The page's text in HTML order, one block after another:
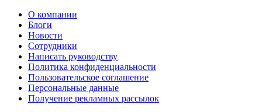
О компании
Блоги
Новости
Сотрудники
Написать руководству
Политика конфиденциальности
Пользовательское соглашение
Персональные данные
Получение рекламных рассылок